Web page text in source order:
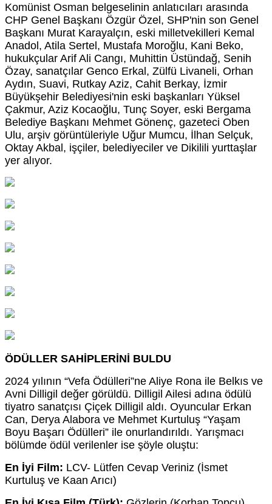
Komünist Osman belgeselinin anlatıcıları arasında
CHP Genel Başkanı Özgür Özel, SHP'nin son Genel
Başkanı Murat Karayalçın, eski milletvekilleri Kemal
Anadol, Atila Sertel, Mustafa Moroğlu, Kani Beko,
hukukçular Arif Ali Cangı, Muhittin Üstündağ, Senih
Özay, sanatçılar Genco Erkal, Zülfü Livaneli, Orhan
Aydın, Suavi, Rutkay Aziz, Cahit Berkay, İzmir
Büyükşehir Belediyesi'nin eski başkanları Yüksel
Çakmur, Aziz Kocaoğlu, Tunç Soyer, eski Bergama
Belediye Başkanı Mehmet Gönenç, gazeteci Oben
Ulu, arşiv görüntüleriyle Uğur Mumcu, İlhan Selçuk,
Oktay Akbal, işçiler, belediyeciler ve Dikilili yurttaşlar
yer alıyor.
ÖDÜLLER SAHİPLERİNİ BULDU
2024 yılının “Vefa Ödülleri”ne Aliye Rona ile Belkıs ve
Avni Dilligil değer görüldü. Dilligil Ailesi adına ödülü
tiyatro sanatçısı Çiçek Dilligil aldı. Oyuncular Erkan
Can, Derya Alabora ve Mehmet Kurtuluş “Yaşam
Boyu Başarı Ödülleri” ile onurlandırıldı. Yarışmacı
bölümde ödül verilenler ise şöyle oluştu:
En İyi Film: LCV- Lütfen Cevap Veriniz (İsmet
Kurtuluş ve Kaan Arıcı)